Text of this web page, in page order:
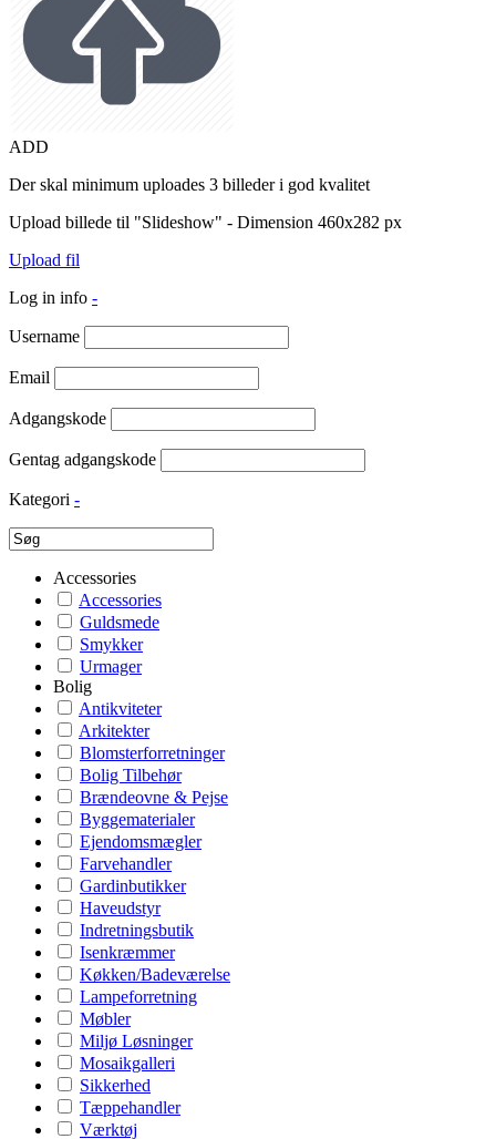
ADD
Der skal minimum uploades 3 billeder i god kvalitet
Upload billede til "Slideshow" - Dimension 460x282 px
Upload fil
Log in info -
Username
Email
Adgangskode
Gentag adgangskode
Kategori -
Accessories
Accessories
Guldsmede
Smykker
Urmager
Bolig
Antikviteter
Arkitekter
Blomsterforretninger
Bolig Tilbehør
Brændeovne & Pejse
Byggematerialer
Ejendomsmægler
Farvehandler
Gardinbutikker
Haveudstyr
Indretningsbutik
Isenkræmmer
Køkken/Badeværelse
Lampeforretning
Møbler
Miljø Løsninger
Mosaikgalleri
Sikkerhed
Tæppehandler
Værktøj